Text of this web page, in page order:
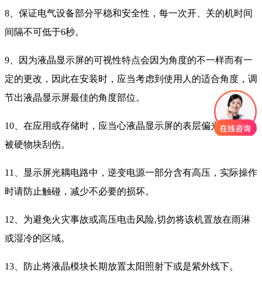
8、保证电气设备部分平稳和安全性，每一次开、关的机时间
间隔不可低于6秒。
9、因为液晶显示屏的可视性特点会因为角度的不一样而有一
定的更改，因此在安装时，应当考虑到使用人的适合角度，调
节出液晶显示屏最佳的角度部位。
10、在应用或存储时，应当心液晶显示屏的表层偏光片，防止
被硬物块刮伤。
11、显示屏光耦电路中，逆变电源一部分含有高压，实际操作
时请防止触碰，减少不必要的损坏。
12、为避免火灾事故或高压电击风险,切勿将该机置放在雨淋
或湿冷的区域。
13、防止将液晶模块长期放置太阳照射下或是紫外线下。